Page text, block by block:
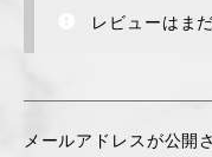
レビューはま
メールアドレスが公開